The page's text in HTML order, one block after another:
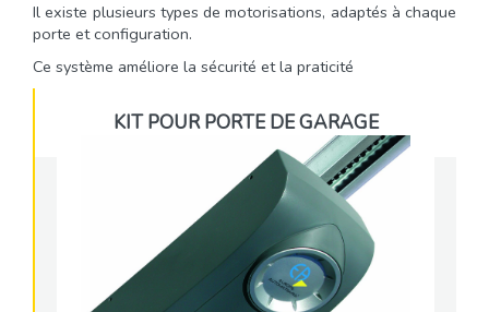
Il existe plusieurs types de motorisations, adaptés à chaque
porte et configuration.
Ce système améliore la sécurité et la praticité
KIT POUR PORTE DE GARAGE